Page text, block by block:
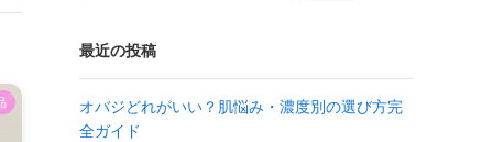
最近の投稿
オバジどれがいい？肌悩み・濃度別の選び方完
全ガイド